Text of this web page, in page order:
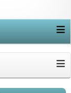
≡
≡